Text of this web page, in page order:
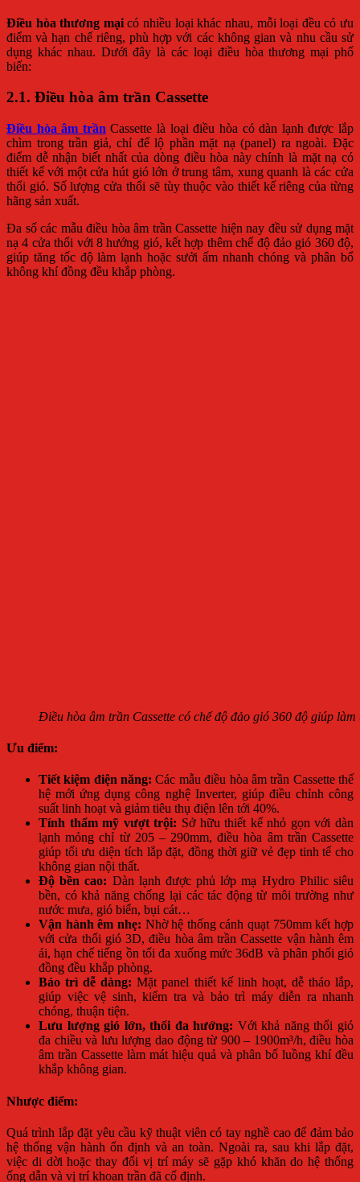
Điều hòa thương mạicó nhiều loại khác nhau, mỗi loại đều có ưu
điểm và hạn chế riêng, phù hợp với các không gian và nhu cầu sử
dụng khác nhau. Dưới đây là các loại điều hòa thương mại phổ
biến:
2.1. Điều hòa âm trần Cassette
Điều hòa âm trần Cassette là loại điều hòa có dàn lạnh được lắp
chìm trong trần giả, chỉ để lộ phần mặt nạ (panel) ra ngoài. Đặc
điểm dễ nhận biết nhất của dòng điều hòa này chính là mặt nạ có
thiết kế với một cửa hút gió lớn ở trung tâm, xung quanh là các cửa
thổi gió. Số lượng cửa thổi sẽ tùy thuộc vào thiết kế riêng của từng
hãng sản xuất.
Đa số các mẫu điều hòa âm trần Cassette hiện nay đều sử dụng mặt
nạ 4 cửa thổi với 8 hướng gió, kết hợp thêm chế độ đảo gió 360 độ,
giúp tăng tốc độ làm lạnh hoặc sưởi ấm nhanh chóng và phân bổ
không khí đồng đều khắp phòng.
Điều hòa âm trần Cassette có chế độ đảo gió 360 độ giúp
Ưu điểm:
Tiết kiệm điện năng: Các mẫu điều hòa âm trần Cassette thế
hệ mới ứng dụng công nghệ Inverter, giúp điều chỉnh công
suất linh hoạt và giảm tiêu thụ điện lên tới 40%.
Tính thẩm mỹ vượt trội: Sở hữu thiết kế nhỏ gọn với dàn
lạnh mỏng chỉ từ 205 – 290mm, điều hòa âm trần Cassette
giúp tối ưu diện tích lắp đặt, đồng thời giữ vẻ đẹp tinh tế cho
không gian nội thất.
Độ bền cao: Dàn lạnh được phủ lớp mạ Hydro Philic siêu
bền, có khả năng chống lại các tác động từ môi trường như
nước mưa, gió biển, bụi cát…
Vận hành êm nhẹ: Nhờ hệ thống cánh quạt 750mm kết hợp
với cửa thổi gió 3D, điều hòa âm trần Cassette vận hành êm
ái, hạn chế tiếng ồn tối đa xuống mức 36dB và phân phối gió
đồng đều khắp phòng.
Bảo trì dễ dàng: Mặt panel thiết kế linh hoạt, dễ tháo lắp,
giúp việc vệ sinh, kiểm tra và bảo trì máy diễn ra nhanh
chóng, thuận tiện.
Lưu lượng gió lớn, thổi đa hướng: Với khả năng thổi gió
đa chiều và lưu lượng dao động từ 900 – 1900m³/h, điều hòa
âm trần Cassette làm mát hiệu quả và phân bố luồng khí đều
khắp không gian.
Nhược điểm:
Quá trình lắp đặt yêu cầu kỹ thuật viên có tay nghề cao để đảm bảo
hệ thống vận hành ổn định và an toàn. Ngoài ra, sau khi lắp đặt,
việc di dời hoặc thay đổi vị trí máy sẽ gặp khó khăn do hệ thống
ống dẫn và vị trí khoan trần đã cố định.